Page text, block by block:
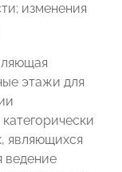
изменения
этажи для
являющихся
ведение